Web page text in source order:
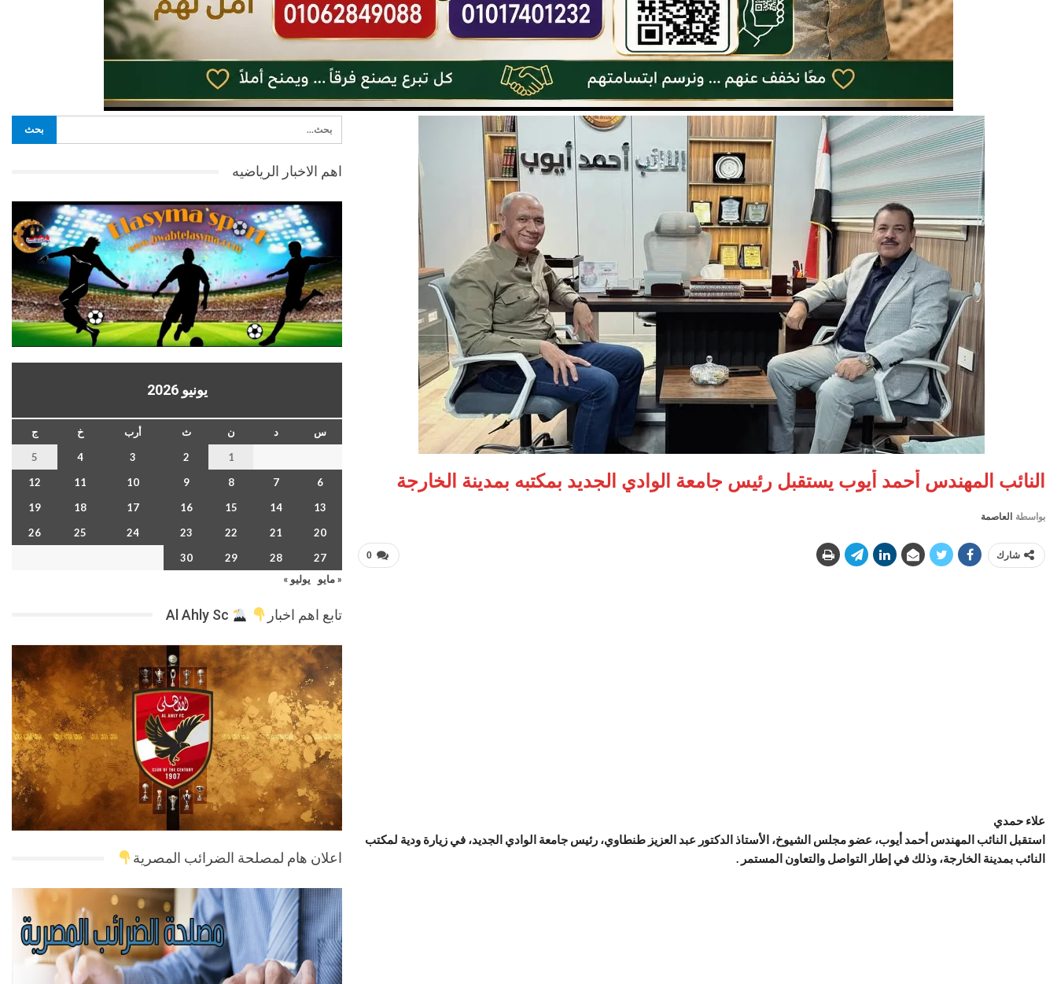
النائب المهندس أحمد أيوب يستقبل رئيس جامعة الوادي الجديد بمكتبه بمدينة الخارجة
بواسطة العاصمة
0 شارك
علاء حمدي
استقبل النائب المهندس أحمد أيوب، عضو مجلس الشيوخ، الأستاذ الدكتور عبد العزيز طنطاوي، رئيس جامعة الوادي الجديد، في زيارة ودية لمكتب
النائب بمدينة الخارجة، وذلك في إطار التواصل والتعاون المستمر .
اهم الاخبار الرياضيه
يونيو 2026
س د ن ث أرب خ
ج
1
2
3
4
5
6
7
8
9
10
11
12
13
14
15
16
17
18
19
20
21
22
23
24
25
26
27
28
29
30
« مايو
يوليو »
تابع اهم اخبار
اعلان هام لمصلحة الضرائب المصرية